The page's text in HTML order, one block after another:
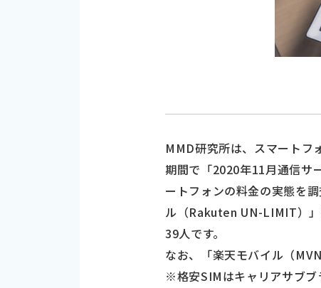
MMD研究所は、スマートフ
期間で「2020年11月通信サ
ートフォンの料金の実態を
ル（Rakuten UN-LIMIT）
39人です。
なお、「楽天モバイル（
※格安SIMはキャリアサブブ